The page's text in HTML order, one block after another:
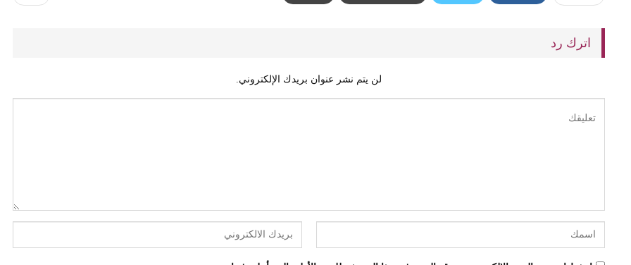
اترك رد
لن يتم نشر عنوان بريدك الإلكتروني.